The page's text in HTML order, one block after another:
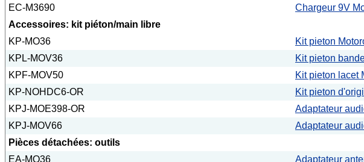
EC-M3690
Chargeur 9V
Accessoires: kit piéton/main libre
KP-MO36
Kit pieton
KPL-MOV36
Kit pieton
KPF-MOV50
Kit pieton lacet
KP-NOHDC6-OR
Kit pieton
KPJ-MOE398-OR
Adaptateur
KPJ-MOV66
Adaptateur
Pièces détachées: outils
EA-MO36
Adaptateur